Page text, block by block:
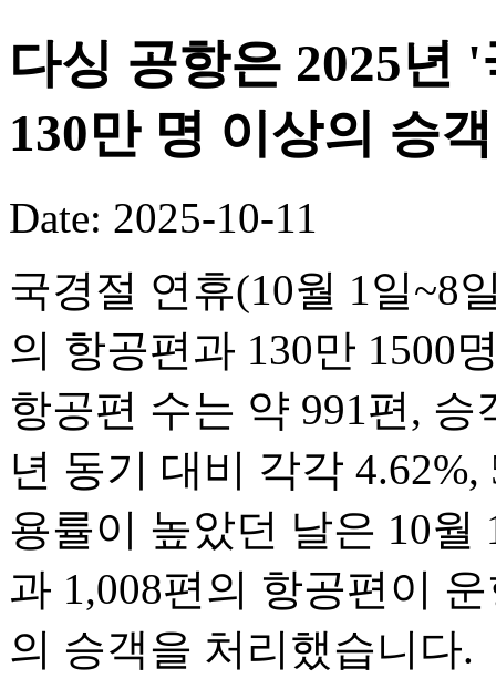
다싱 공항은 2025년
130만 명 이상의 승
Date: 2025-10-11
국경절 연휴(10월 1일~8
의 항공편과 130만 1500
항공편 수는 약 991편,
년 동기 대비 각각
용률이 높았던 날은 10월
과 1,008편의 항공편이
의 승객을 처리했습니다.